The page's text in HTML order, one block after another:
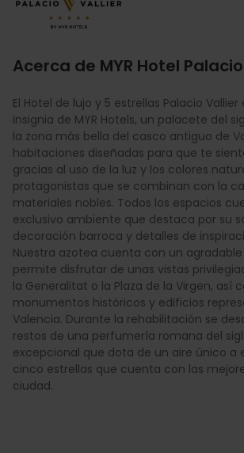
Acerca de MYR Hotel
El Hotel de lujo y 5 estrellas Palacio Vallier
insignia de MYR Hotels, un palacete del
la zona más bella del casco antiguo de
habitaciones diseñadas para que te
gracias al uso de la luz y los colores
protagonistas que se combinan con la
materiales nobles. Todos los espacios
exclusivo ambiente que destaca por su
decoración barroca y detalles de
Nuestra azotea cuenta con un
permite disfrutar de unas vistas
la Generalitat o la Plaza de la Virgen, así
monumentos históricos y edificios
Valencia. Durante la rehabilitación se
restos de una perfumería romana del
excepcional que dota de un aire único a
cinco estrellas que cuenta con las
ciudad.